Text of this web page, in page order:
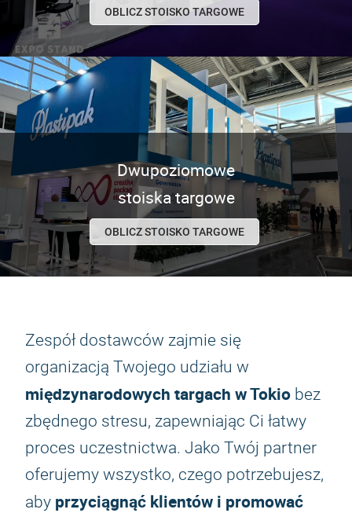
OBLICZ STOISKO TARGOWE
Dwupoziomowe
stoiska targowe
OBLICZ STOISKO TARGOWE
Zespół dostawców zajmie się
organizacją Twojego udziału w
międzynarodowych targach w Tokio bez
zbędnego stresu, zapewniając Ci łatwy
proces uczestnictwa. Jako Twój partner
oferujemy wszystko, czego potrzebujesz,
aby przyciągnąć klientów i promować